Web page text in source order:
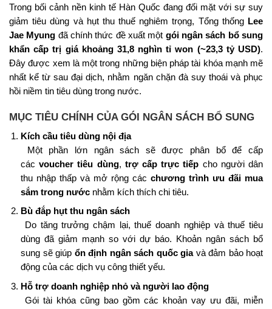
Trong bối cảnh nền kinh tế Hàn Quốc đang đối mặt với sự suy
giảm tiêu dùng và hụt thu thuế nghiêm trọng, Tổng thống Lee
Jae Myung đã chính thức đề xuất một gói ngân sách bổ sung
khẩn cấp trị giá khoảng 31,8 nghìn tỉ won (~23,3 tỷ USD).
Đây được xem là một trong những biện pháp tài khóa mạnh mẽ
nhất kể từ sau đại dịch, nhằm ngăn chặn đà suy thoái và phục
hồi niềm tin tiêu dùng trong nước.
MỤC TIÊU CHÍNH CỦA GÓI NGÂN SÁCH BỔ SUNG
Kích cầu tiêu dùng nội địa
Một phần lớn ngân sách sẽ được phân bổ để cấp
cácvoucher tiêu dùng, trợ cấp trực tiếp cho người dân
thu nhập thấp và mở rộng cácchương trình ưu đãi mua
sắm trong nước nhằm kích thích chi tiêu.
Bù đắp hụt thu ngân sách
Do tăng trưởng chậm lại, thuế doanh nghiệp và thuế tiêu
dùng đã giảm mạnh so với dự báo. Khoản ngân sách bổ
sung sẽ giúp ổn định ngân sách quốc giavà đảm bảo hoạt
động của các dịch vụ công thiết yếu.
Hỗ trợ doanh nghiệp nhỏ và người lao động
Gói tài khóa cũng bao gồm các khoản vay ưu đãi, miễn